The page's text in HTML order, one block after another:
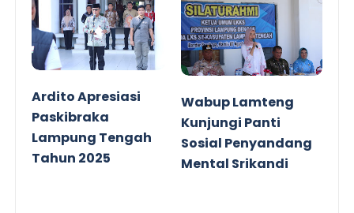
Ardito Apresiasi
Paskibraka
Lampung Tengah
Tahun 2025
Wabup Lamteng
Kunjungi Panti
Sosial Penyandang
Mental Srikandi